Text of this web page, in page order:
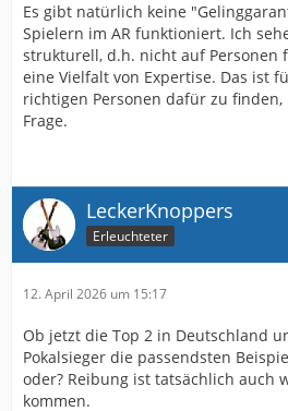
Es gibt natürlich keine
Spielern im AR funktioniert. Ich
strukturell, d.h. nicht auf Personen
eine Vielfalt von Expertise. Das ist
richtigen Personen dafür zu
Frage.
LeckerKnoppers
Erleuchteter
12. April 2026 um 15:17
Ob jetzt die Top 2 in Deutschland
Pokalsieger die passendsten
oder? Reibung ist tatsächlich auch
kommen.